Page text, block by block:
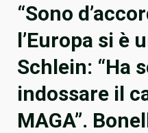
“Sono
l’Europa si è
Schlein: “Ha
indossare il
MAGA”.